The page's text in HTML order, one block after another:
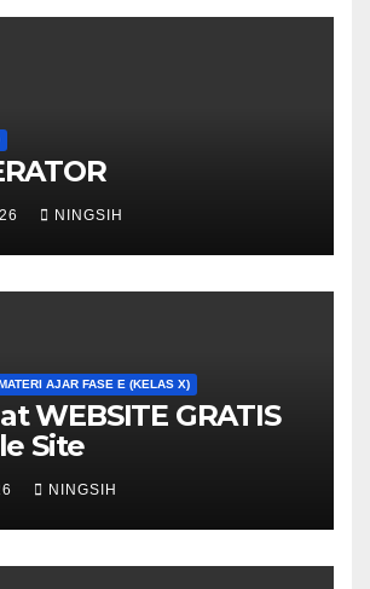
NINGSIH
AJAR FASE E (KELAS X)
WEBSITE GRATIS
Site
NINGSIH